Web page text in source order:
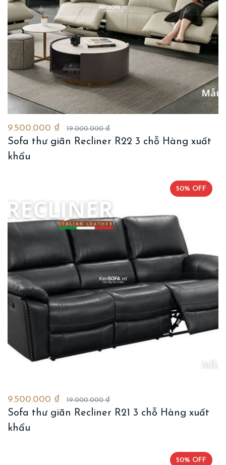
9.500.000 ₫ 19.000.000 ₫
Sofa thư giãn Recliner R22 3 chỗ Hàng xuất
khẩu
50% OFF
9.500.000 ₫ 19.000.000 ₫
Sofa thư giãn Recliner R21 3 chỗ Hàng xuất
khẩu
50% OFF